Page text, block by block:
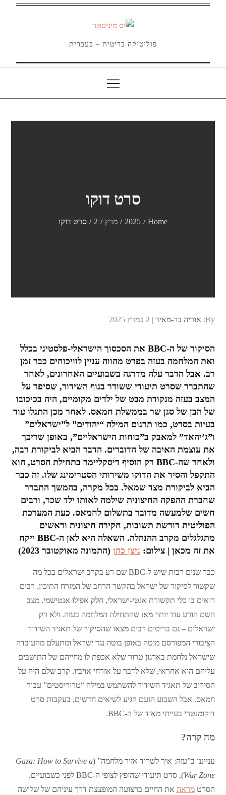
פוליטיקה בריטית – בעברית
סרט דוקו
Home
2025 מרץ 2 סרט דוקו
By: אוריה בר-מאיר
Posted
2 במרץ 2025
הסיקור של ה-BBC את הסכסוך הישראלי-פלסטיני בכלל
ואת המלחמה בעזה בפרט מהווה עניין לוויכוחים כבר זמן
רב. אבל הדבר עלה מדרגה בשבועיים האחרונים, לאחר
שהתברר שסרט תיעודי ששודר בגוף השידור, שסיפר על
המצב בעזה מנקודת מבט של ילדים מקומיים, היה בכיכובו
של הבן של סגן שר בממשלת חמאס. לאחר מכן התגלו עוד
בעיות בסרט, כמו תרגום המילה “יהודים” ל”ישראלים”
ו”ג’יהאד” למאבק ב”כוחות הישראליים”, באופן שריכך
את עוצמת האיבה של הדוברים. הדבר הביא לביקורת רבה,
ולאחר שה-BBC רק הוסיף דיסקליימר בתחילת הסרט, הוא
התקפל והסיר את הדוקו משירותי הסטרימינג שלו. זה כבר
הביא לביקורת מצד שמאל. בכל מקרה, בהמשך התברר
שחברת ההפקה החיצונית שילמה לאותו ילד שכר, ורבים
חשים שלמעשה מדובר בתשלום לחמאס. כעת המערכת
הפוליטית דורשת תשובות, חקירה חיצונית וראשים
מתגלגלים מקרב ההנהלה. השאלה היא לאן ה-BBC ייקח
את זה מכאן | צילום: ניצן כהן (התמונה מאוקטובר 2023)
כבר שנים רבות שיש ל-BBC שם רע בקרב ישראלים בכל מה
שקשור לסיקור של ישראל בהקשר הרחב של המזרח התיכון. רבים
רואים בו כלי תקשורת אנטי-ישראלי, חלק אפילו אנטישמי. מצב
השם הורע עוד יותר מאז שהתחילה המלחמה בעזה. ולא רק
ישראלים – גם בריטים רבים מצאו שהסיקור של תאגיד השידור
הציבורי המפורסם מוטה באופן בוטה נגד ישראל ומתעלם מהעובדה
שישראל נלחמת בארגון טרור שלא אכפת לו מחייהם של התושבים
עליהם הוא אחראי, שלא לדבר על אזרחי אויביו. קרב שלם היה על
הסירוב של תאגיד השידור להשתמש במילה “טרוריסטים” עבור
חמאס. אבל השבוע הזעם הגיע לשיאים חדשים, בעקבות סרט
דוקומנטרי בעייתי מאוד של ה-BBC.
מה קרה?
ענייננו ב”עזה: איך לשרוד אזור מלחמה” (Gaza: How to Survive a
War Zone
), סרט תיעודי שהופץ לצופי ה-BBC לפני כשבועיים.
הסרטמראה את החיים ברצועה המופצצת דרך עיניהם של שלושה